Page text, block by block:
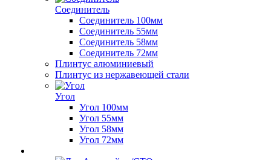
Соединитель
Соединитель 100мм
Соединитель 55мм
Соединитель 58мм
Соединитель 72мм
Плинтус алюминиевый
Плинтус из нержавеющей стали
Угол
Угол 100мм
Угол 55мм
Угол 58мм
Угол 72мм